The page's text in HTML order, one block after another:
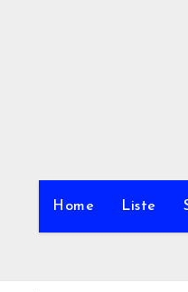
Home Liste